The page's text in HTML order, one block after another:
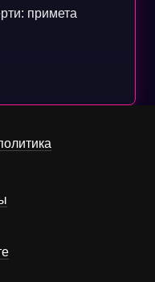
примета